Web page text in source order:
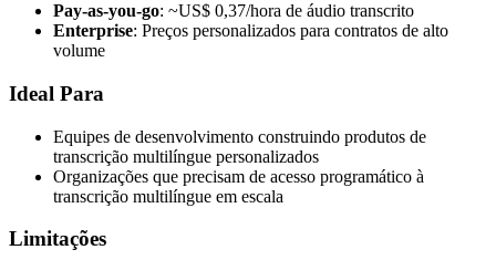
Pay-as-you-go: ~US$ 0,37/hora de áudio transcrito
Enterprise: Preços personalizados para contratos de alto
volume
Ideal Para
Equipes de desenvolvimento construindo produtos de
transcrição multilíngue personalizados
Organizações que precisam de acesso programático à
transcrição multilíngue em escala
Limitações